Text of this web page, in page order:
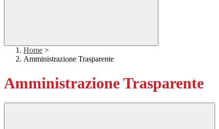
Home >
Amministrazione Trasparente
Amministrazione Trasparente